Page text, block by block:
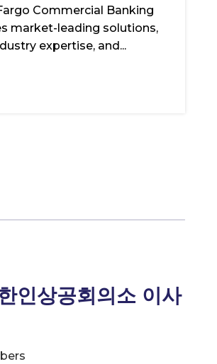
Commercial Banking
market-leading solutions,
expertise, and...
인상공회의소 이사